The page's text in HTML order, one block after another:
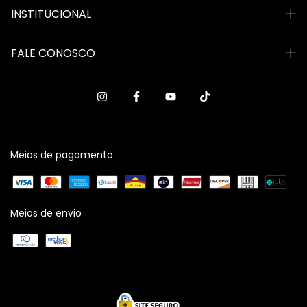
INSTITUCIONAL
FALE CONOSCO
Meios de pagamento
Meios de envio